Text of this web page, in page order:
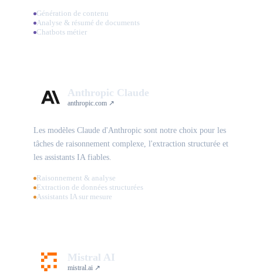
Génération de contenu
Analyse & résumé de documents
Chatbots métier
Anthropic Claude
anthropic.com ↗
Les modèles Claude d'Anthropic sont notre choix pour les
tâches de raisonnement complexe, l'extraction structurée et
les assistants IA fiables.
Raisonnement & analyse
Extraction de données structurées
Assistants IA sur mesure
Mistral AI
mistral.ai ↗